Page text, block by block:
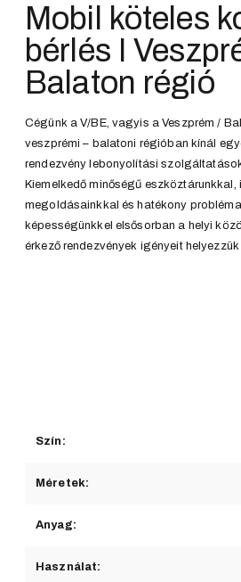
Mobil köteles
bérlés I
Balaton régió
Cégünk a V/BE, vagyis a Veszprém /
veszprémi – balatoni régióban kínál
rendezvény lebonyolítási
Kiemelkedő minőségű eszköztárunkkal,
megoldásainkkal és hatékony
képességünkkel elsősorban a helyi
érkező rendezvények igényeit helyezzük
Szín:
Méretek:
Anyag:
Használat: